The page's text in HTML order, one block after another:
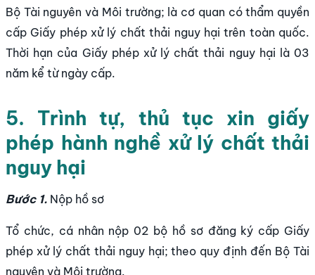
Bộ Tài nguyên và Môi trường; là cơ quan có thẩm quyền
cấp Giấy phép xử lý chất thải nguy hại trên toàn quốc.
Thời hạn của Giấy phép xử lý chất thải nguy hại là 03
năm kể từ ngày cấp.
5. Trình tự, thủ tục xin giấy
phép hành nghề xử lý chất thải
nguy hại
Bước 1. Nộp hồ sơ
Tổ chức, cá nhân nộp 02 bộ hồ sơ đăng ký cấp Giấy
phép xử lý chất thải nguy hại; theo quy định đến Bộ Tài
nguyên và Môi trường.